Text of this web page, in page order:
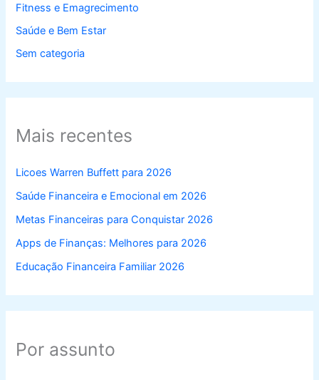
Fitness e Emagrecimento
Saúde e Bem Estar
Sem categoria
Mais recentes
Licoes Warren Buffett para 2026
Saúde Financeira e Emocional em 2026
Metas Financeiras para Conquistar 2026
Apps de Finanças: Melhores para 2026
Educação Financeira Familiar 2026
Por assunto